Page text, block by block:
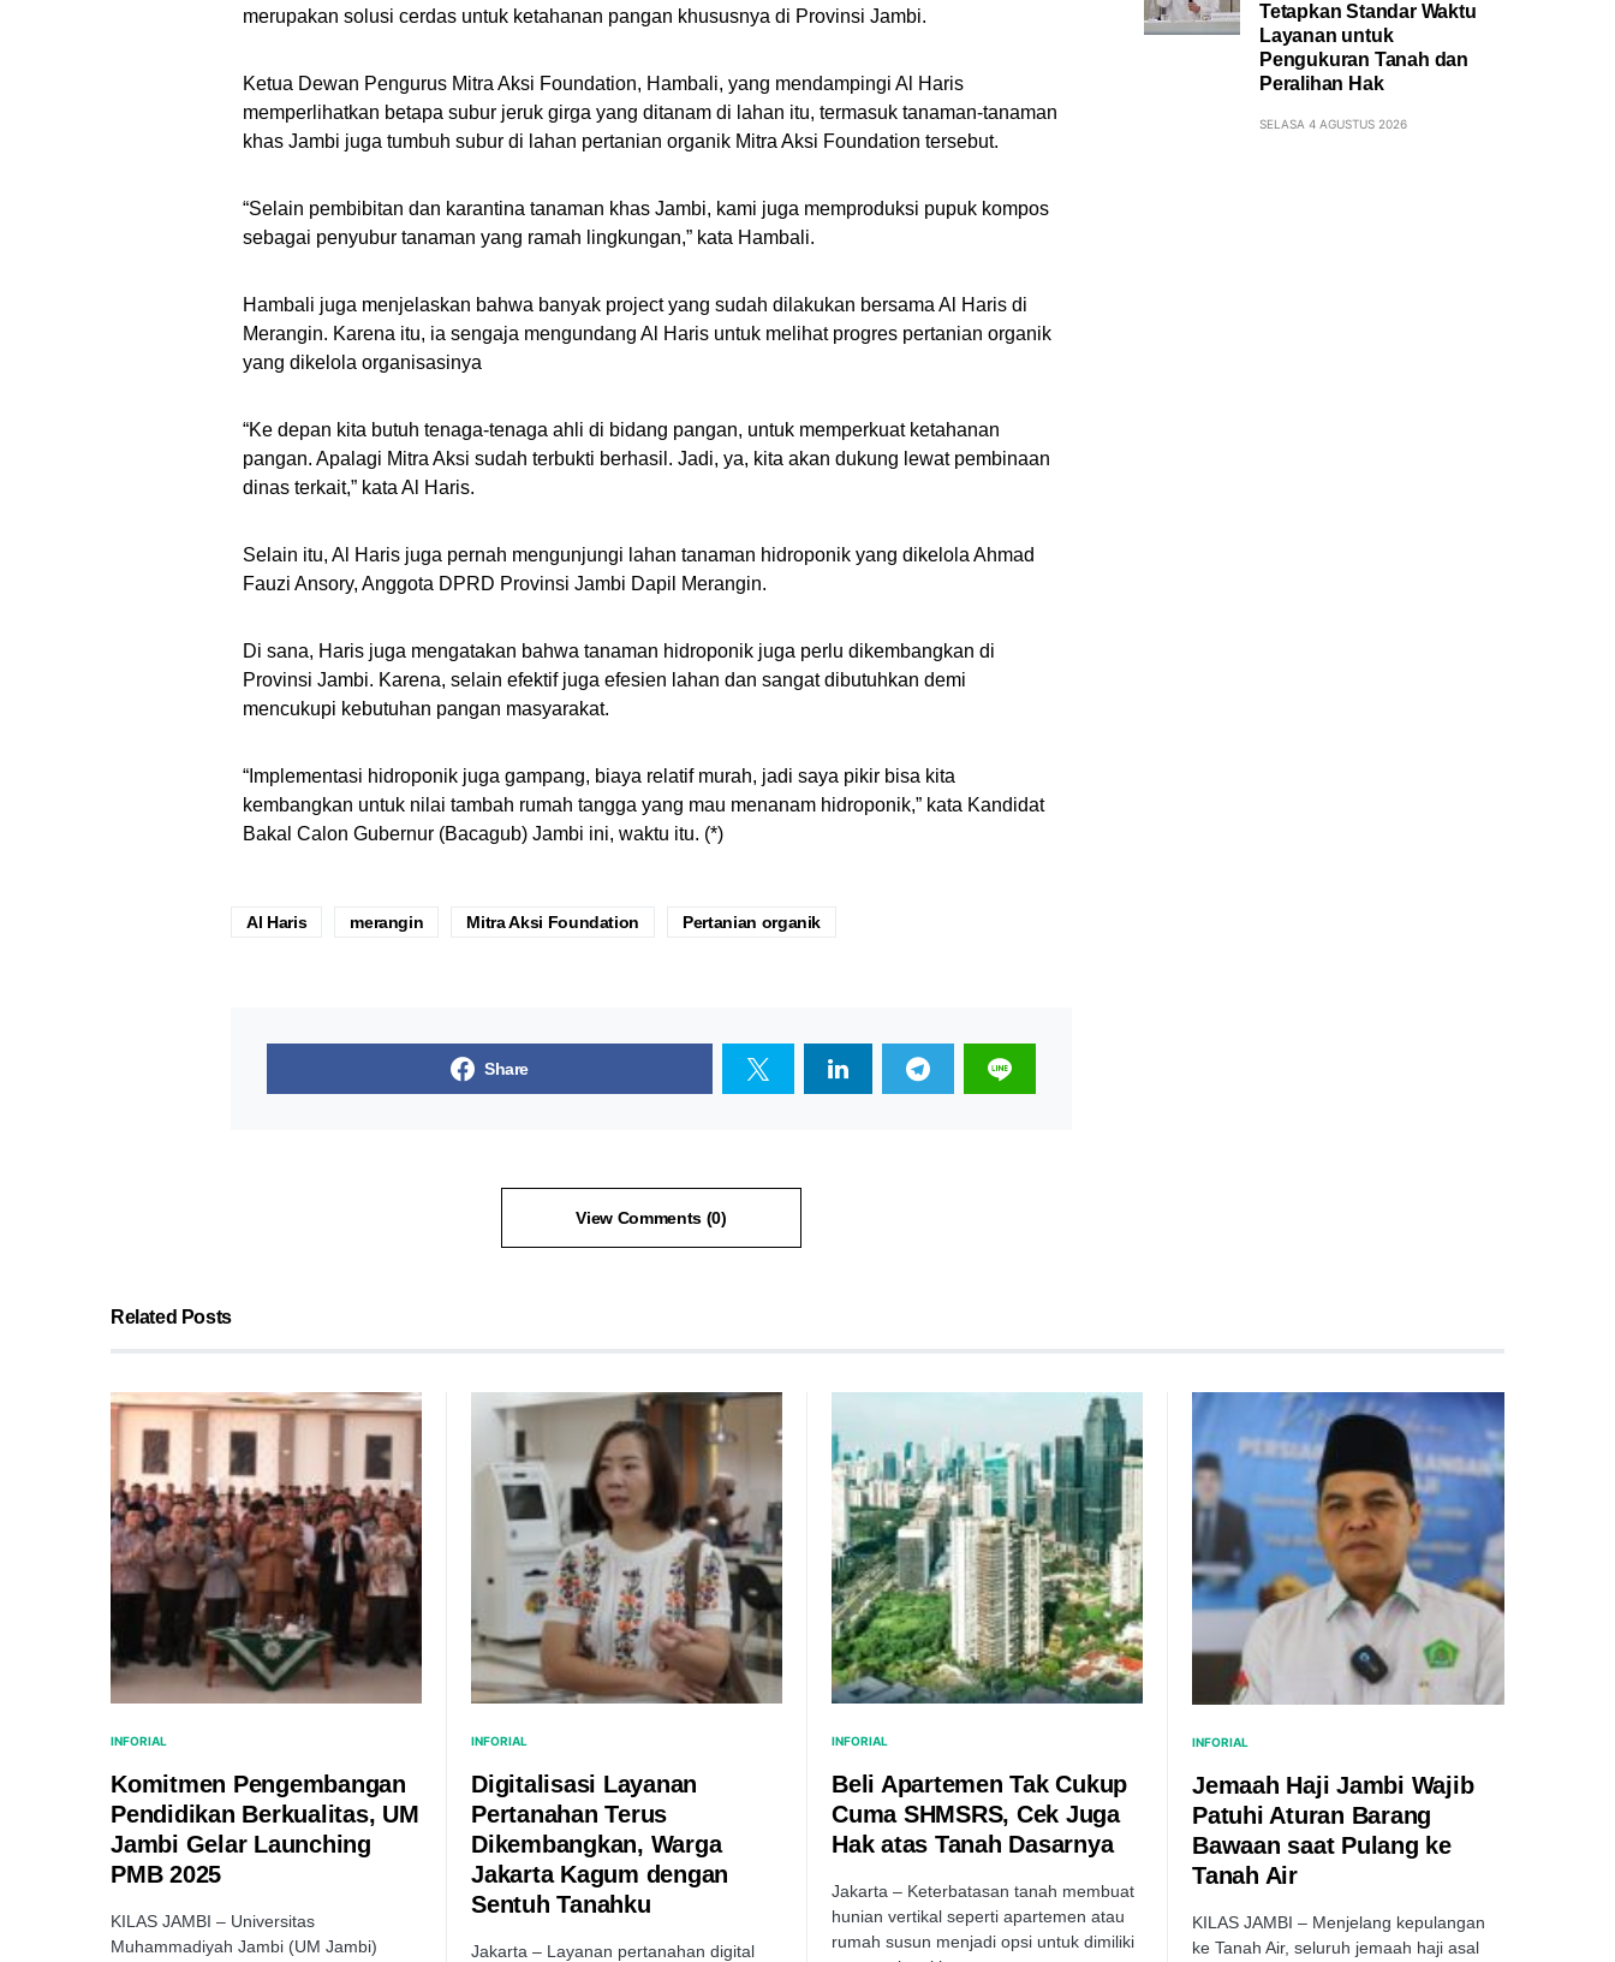
merupakan solusi cerdas untuk ketahanan pangan khususnya di Provinsi Jambi.
Ketua Dewan Pengurus Mitra Aksi Foundation, Hambali, yang mendampingi Al Haris
memperlihatkan betapa subur jeruk girga yang ditanam di lahan itu, termasuk tanaman-tanaman
khas Jambi juga tumbuh subur di lahan pertanian organik Mitra Aksi Foundation tersebut.
“Selain pembibitan dan karantina tanaman khas Jambi, kami juga memproduksi pupuk kompos
sebagai penyubur tanaman yang ramah lingkungan,” kata Hambali.
Hambali juga menjelaskan bahwa banyak project yang sudah dilakukan bersama Al Haris di
Merangin. Karena itu, ia sengaja mengundang Al Haris untuk melihat progres pertanian organik
yang dikelola organisasinya
“Ke depan kita butuh tenaga-tenaga ahli di bidang pangan, untuk memperkuat ketahanan
pangan. Apalagi Mitra Aksi sudah terbukti berhasil. Jadi, ya, kita akan dukung lewat pembinaan
dinas terkait,” kata Al Haris.
Selain itu, Al Haris juga pernah mengunjungi lahan tanaman hidroponik yang dikelola Ahmad
Fauzi Ansory, Anggota DPRD Provinsi Jambi Dapil Merangin.
Di sana, Haris juga mengatakan bahwa tanaman hidroponik juga perlu dikembangkan di
Provinsi Jambi. Karena, selain efektif juga efesien lahan dan sangat dibutuhkan demi
mencukupi kebutuhan pangan masyarakat.
“Implementasi hidroponik juga gampang, biaya relatif murah, jadi saya pikir bisa kita
kembangkan untuk nilai tambah rumah tangga yang mau menanam hidroponik,” kata Kandidat
Bakal Calon Gubernur (Bacagub) Jambi ini, waktu itu. (*)
Al Haris merangin Mitra Aksi Foundation Pertanian organik
Share
View Comments (0)
Tetapkan Standar Waktu
Layanan untuk
Pengukuran Tanah dan
Peralihan Hak
SELASA 4 AGUSTUS 2026
Related Posts
INFORIAL
Komitmen Pengembangan
Pendidikan Berkualitas, UM
Jambi Gelar Launching
PMB 2025
KILAS JAMBI – Universitas
Muhammadiyah Jambi (UM Jambi)
INFORIAL
Digitalisasi Layanan
Pertanahan Terus
Dikembangkan, Warga
Jakarta Kagum dengan
Sentuh Tanahku
Jakarta – Layanan pertanahan digital
INFORIAL
Beli Apartemen Tak Cukup
Cuma SHMSRS, Cek Juga
Hak atas Tanah Dasarnya
Jakarta – Keterbatasan tanah membuat
hunian vertikal seperti apartemen atau
rumah susun menjadi opsi untuk dimiliki
INFORIAL
Jemaah Haji Jambi Wajib
Patuhi Aturan Barang
Bawaan saat Pulang ke
Tanah Air
KILAS JAMBI – Menjelang kepulangan
ke Tanah Air, seluruh jemaah haji asal